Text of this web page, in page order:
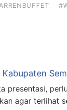
presentasi,
agar terlihat